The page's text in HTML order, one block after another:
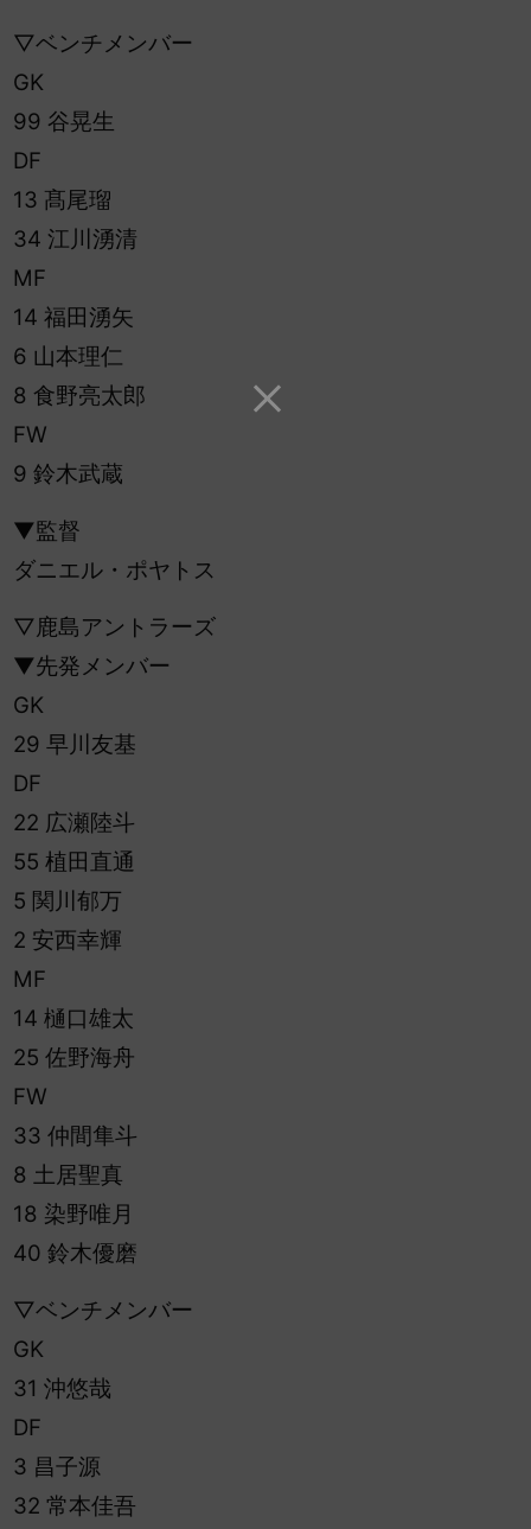
▽ベンチメンバー
GK
99 谷晃生
DF
13 髙尾瑠
34 江川湧清
MF
14 福田湧矢
6 山本理仁
8 食野亮太郎
FW
9 鈴木武蔵
▼監督
ダニエル・ポヤトス
▽鹿島アントラーズ
▼先発メンバー
GK
29 早川友基
DF
22 広瀬陸斗
55 植田直通
5 関川郁万
2 安西幸輝
MF
14 樋口雄太
25 佐野海舟
FW
33 仲間隼斗
8 土居聖真
18 染野唯月
40 鈴木優磨
▽ベンチメンバー
GK
31 沖悠哉
DF
3 昌子源
32 常本佳吾